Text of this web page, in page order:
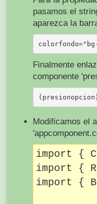
pasamos el
aparezca la
Finalmente
componente
Modificamos el
import {
import {
import {